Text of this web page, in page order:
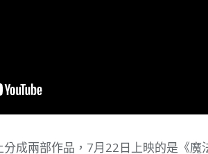
成兩部作品，7月22日上映的是《魔